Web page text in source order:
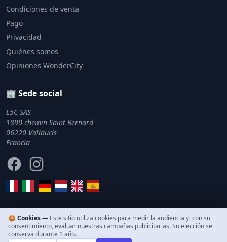
Condiciones de venta
Pago
Privacidad
Quiénes somos
Opiniones WonderCity
🏢 Sede social
L5C SAS
1890 chemin Saint Bernard
06220 Vallauris
Francia
FacebookInstagram
© 2011–2026 WonderCity. Todos los derechos reservados.
🍪 Cookies — Este sitio utiliza cookies para medir la audiencia y, con su
consentimiento, evaluar nuestras campañas publicitarias. Su elección se
conserva durante 1 año.